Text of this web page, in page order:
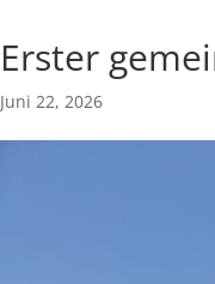
Erster
Juni 22, 2026